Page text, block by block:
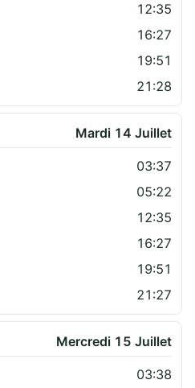
12:35
16:27
19:51
21:28
Mardi 14 Juillet
03:37
05:22
12:35
16:27
19:51
21:27
Mercredi 15 Juillet
03:38